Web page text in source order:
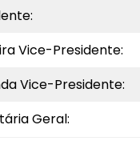
Vice-Presidente:
Vice-Presidente:
Geral: